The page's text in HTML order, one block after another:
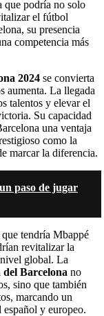
que podría no solo
el fútbol
su presencia
competencia más
2024 se convierta
aumenta. La llegada
talentos y elevar el
Su capacidad
una ventaja
como la
marcar la diferencia.
paso de jugar
tendría Mbappé
revitalizar la
global. La
del Barcelona no
sino que también
marcando un
y europeo.